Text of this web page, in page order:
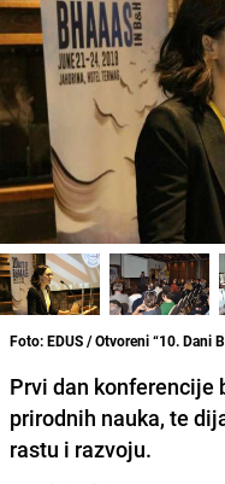
Foto: EDUS / Otvoreni “10. Dani
Prvi dan konferencije
prirodnih nauka, te
rastu i razvoju.